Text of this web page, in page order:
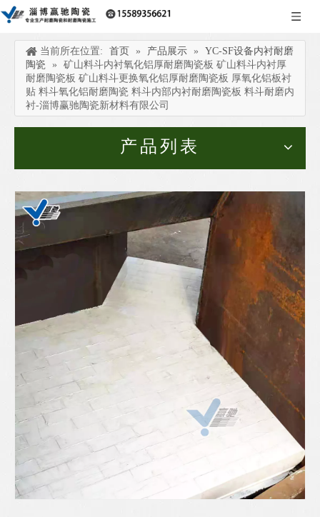
当前所在位置: 首页 » 产品展示 »
YC-SF设备内衬耐磨
陶瓷
»
矿山料斗内衬氧化铝厚耐磨陶瓷板 矿山料斗内衬厚
耐磨陶瓷板 矿山料斗更换氧化铝厚耐磨陶瓷板 厚氧化铝板衬
贴 料斗氧化铝耐磨陶瓷 料斗内部内衬耐磨陶瓷板 料斗耐磨内
衬-淄博赢驰陶瓷新材料有限公司
产品列表